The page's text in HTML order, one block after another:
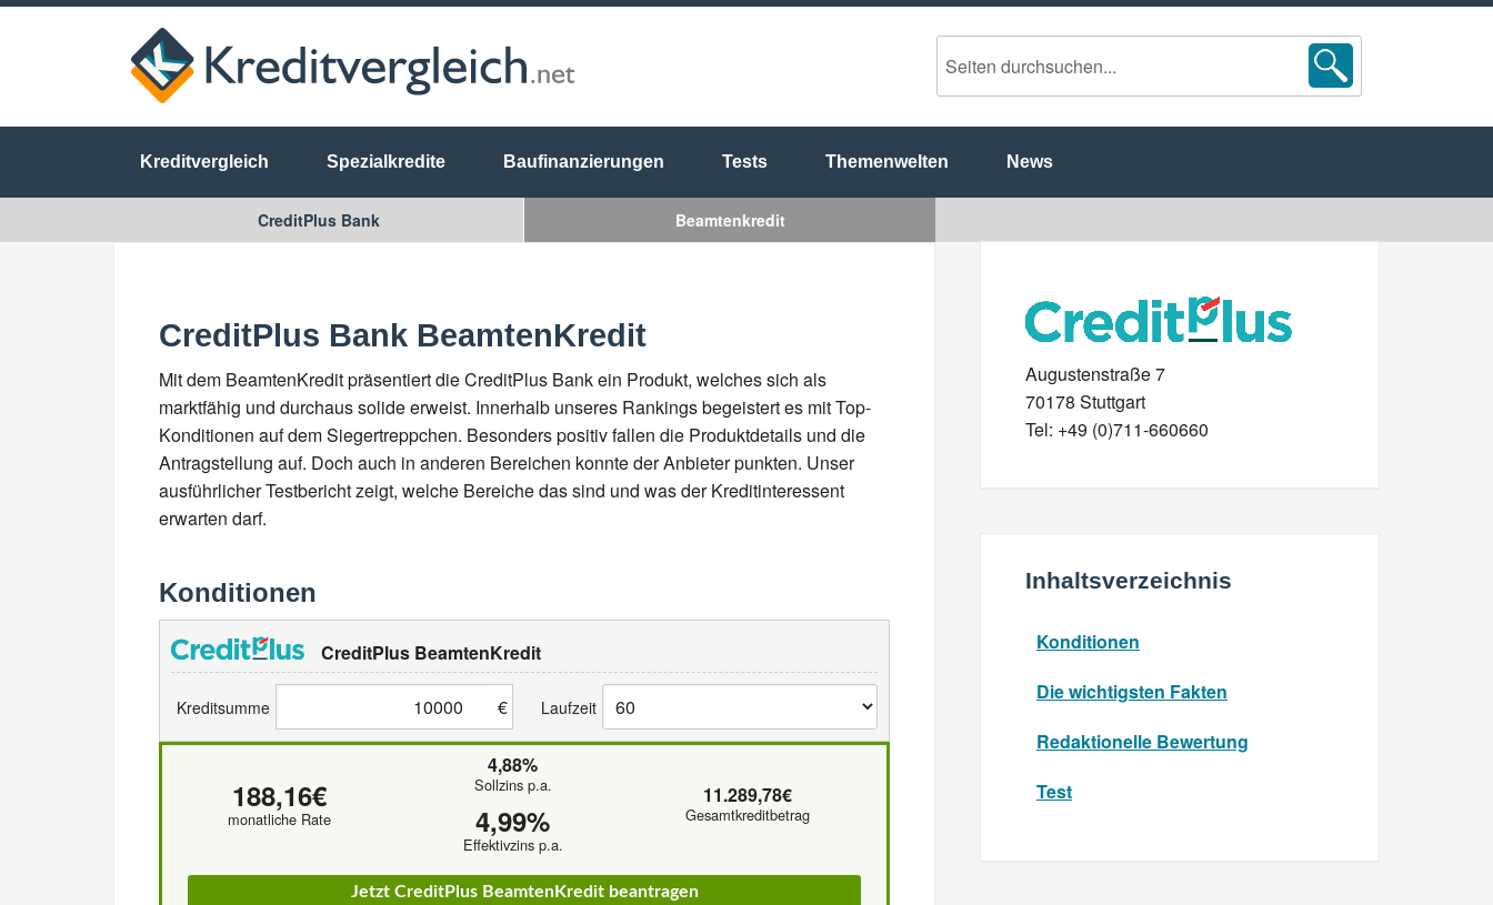
Kreditvergleich Spezialkredite Baufinanzierungen Tests Themenwelten News
CreditPlus Bank BeamtenKredit
Mit dem BeamtenKredit präsentiert die CreditPlus Bank ein Produkt, welches sich als
marktfähig und durchaus solide erweist. Innerhalb unseres Rankings begeistert es mit Top-
Konditionen auf dem Siegertreppchen. Besonders positiv fallen die Produktdetails und die
Antragstellung auf. Doch auch in anderen Bereichen konnte der Anbieter punkten. Unser
ausführlicher Testbericht zeigt, welche Bereiche das sind und was der Kreditinteressent
erwarten darf.
Konditionen
CreditPlus BeamtenKredit
Kreditsumme € Laufzeit
188,16€
monatliche Rate
4,88%
Sollzins p.a.
4,99%
Effektivzins p.a.
11.289,78€
Gesamtkreditbetrag
Jetzt CreditPlus BeamtenKredit beantragen
CreditPlus Bank Beamtenkredit
Augustenstraße 7
70178 Stuttgart
Tel: +49 (0)711-660660
Inhaltsverzeichnis
Konditionen
Die wichtigsten Fakten
Redaktionelle Bewertung
Test